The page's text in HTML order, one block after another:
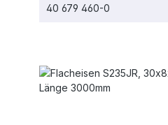
40 679 460-0